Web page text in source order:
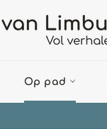
Op pad